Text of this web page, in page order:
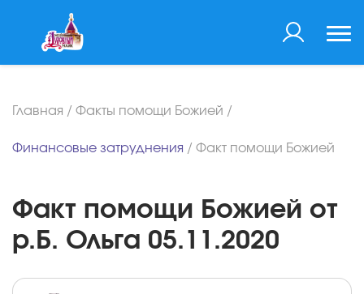
Главная / Факты помощи Божией /
Финансовые затруднения / Факт помощи Божией
Факт помощи Божией от
р.Б. Ольга 05.11.2020